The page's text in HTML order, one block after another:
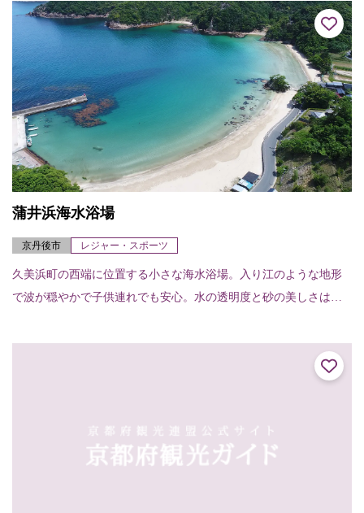
蒲井浜海水浴場
京丹後市 レジャー・スポーツ
久美浜町の西端に位置する小さな海水浴場。入り江のような地形
で波が穏やかで子供連れでも安心。水の透明度と砂の美しさは定